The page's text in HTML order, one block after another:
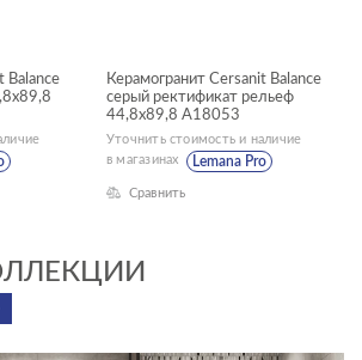
Balance
Керамогранит Cersanit Balance
серый ректификат рельеф
44,8x89,8 A18053
Уточнить стоимость и наличие
в магазинах
Lemana Pro
Сравнить